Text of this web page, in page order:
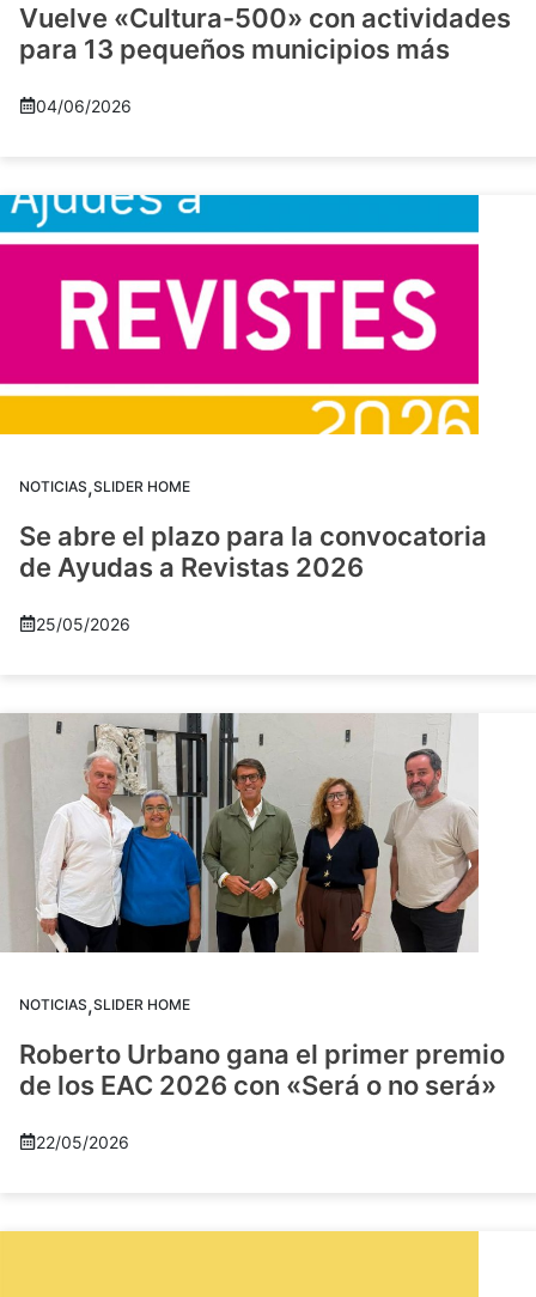
Vuelve «Cultura-500» con actividades
para 13 pequeños municipios más
04/06/2026
NOTICIAS,SLIDER HOME
Se abre el plazo para la convocatoria
de Ayudas a Revistas 2026
25/05/2026
NOTICIAS,SLIDER HOME
Roberto Urbano gana el primer premio
de los EAC 2026 con «Será o no será»
22/05/2026